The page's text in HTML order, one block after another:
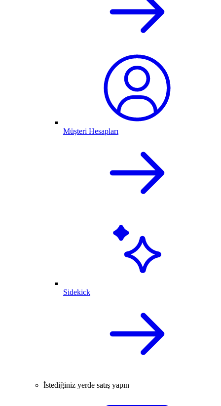
Müşteri Hesapları
Sidekick
İstediğiniz yerde satış yapın